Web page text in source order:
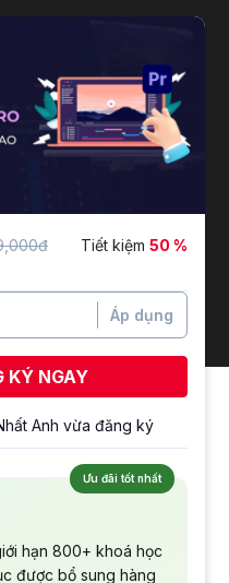
Tiết kiệm 50 %
Áp dụng
KÝ NGAY
Anh vừa đăng ký
Ưu đãi tốt nhất
hạn 800+ khoá học
được bổ sung hàng